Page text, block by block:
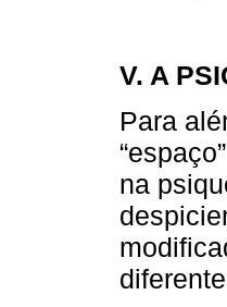
V. A
Para
na